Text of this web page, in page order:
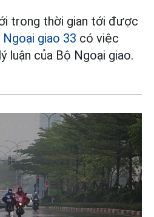
trong thời gian tới được
Ngoại giao 33 có việc
luận của Bộ Ngoại giao.